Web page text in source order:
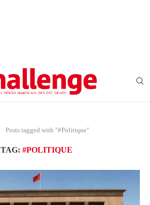
Posts tagged with "#Politique"
TAG: #POLITIQUE